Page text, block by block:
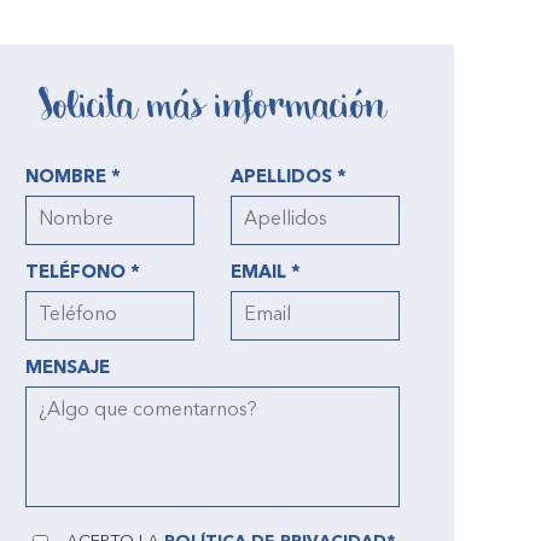
Solicita más información
NOMBRE * APELLIDOS *
TELÉFONO * EMAIL *
MENSAJE